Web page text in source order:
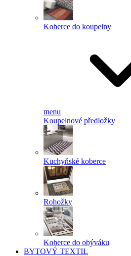
Koberce do koupelny
menu
Koupelnové předložky
Kuchyňské koberce
Rohožky
Koberce do obýváku
BYTOVÝ TEXTIL